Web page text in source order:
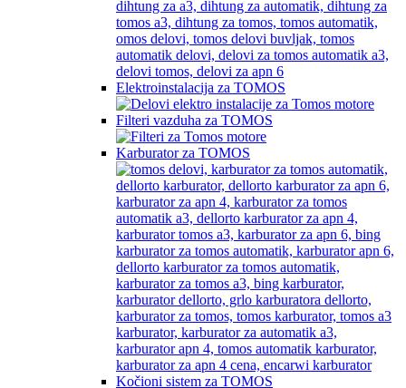
Elektroinstalacija za TOMOS
Filteri vazduha za TOMOS
Karburator za TOMOS
Kočioni sistem za TOMOS